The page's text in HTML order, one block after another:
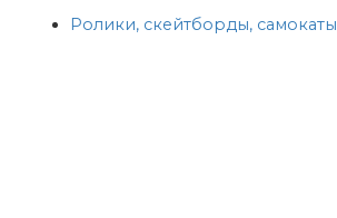
Ролики, скейтборды, самокаты